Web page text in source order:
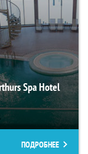
Spa Hotel
ПОДРОБНЕЕ